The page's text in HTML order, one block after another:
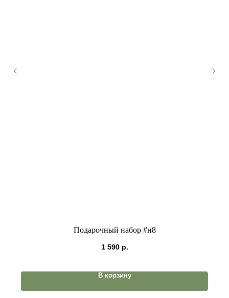
Подарочный набор #н8
1 590 р.
В корзину